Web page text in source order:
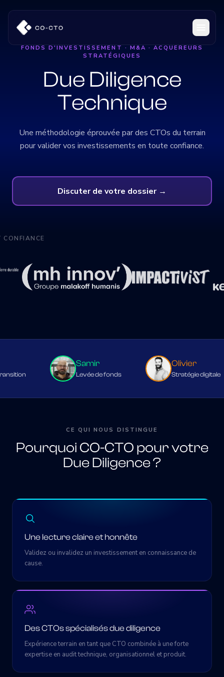
FONDS D'INVESTISSEMENT · M&A · ACQUÉREURS
STRATÉGIQUES
Due Diligence
Technique
Une méthodologie éprouvée par des CTOs du terrain
pour valider vos investissements en toute confiance.
Discuter de votre dossier →
Samir
Levée de fonds
Olivier
Stratégie digitale
CE QUI NOUS DISTINGUE
Pourquoi CO-CTO pour votre
Due Diligence ?
Une lecture claire et honnête
Validez ou invalidez un investissement en connaissance de
cause.
Des CTOs spécialisés due diligence
Expérience terrain en tant que CTO combinée à une forte
expertise en audit technique, organisationnel et produit.